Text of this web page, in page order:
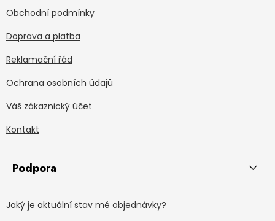
Obchodní podmínky
Doprava a platba
Reklamační řád
Ochrana osobních údajů
Váš zákaznický účet
Kontakt
Podpora
Jaký je aktuální stav mé objednávky?